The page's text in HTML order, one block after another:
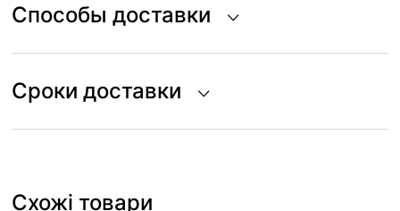
Способы доставки
Сроки доставки
Схожі товари